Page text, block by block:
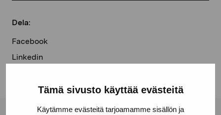
Tämä sivusto käyttää evästeitä
Käytämme evästeitä tarjoamamme sisällön ja
Dela:
Facebook
Linkedin